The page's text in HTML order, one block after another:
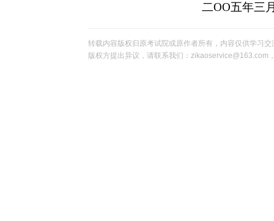
二OO五年三
转载内容版权归原考试院或原作者所有，内容仅供学习
版权方提出异议，请联系我们：zikaoservice@163.com